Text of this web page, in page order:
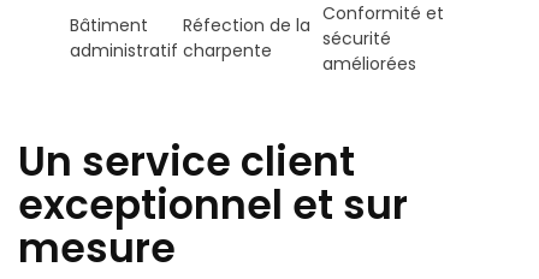
Bâtiment
administratif
Réfection de la
charpente
Conformité et
sécurité
améliorées
Un service client
exceptionnel et sur
mesure